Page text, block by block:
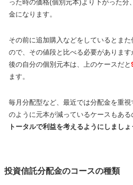
った時の価格(個別元本)より下がった分
金になります。
その前に追加購入などをしているとま
ので、その値段と比べる必要がありま
後の自分の個別元本は、上のケースだと
ます。
毎月分配型など、最近では分配金を重視
のように元本が減っているケースもある
トータルで利益を考えるようにしましょ
投資信託分配金のコースの種類